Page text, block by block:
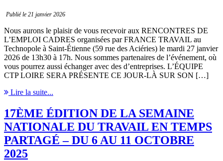
Publié le 21 janvier 2026
Nous aurons le plaisir de vous recevoir aux RENCONTRES DE
L’EMPLOI CADRES organisées par FRANCE TRAVAIL au
Technopole à Saint-Étienne (59 rue des Aciéries) le mardi 27 janvier
2026 de 13h30 à 17h. Nous sommes partenaires de l’événement, où
vous pourrez aussi échanger avec des d’entreprises. L’ÉQUIPE
CTP LOIRE SERA PRÉSENTE CE JOUR-LÀ SUR SON […]
Lire la suite...
17ÈME ÉDITION DE LA SEMAINE
NATIONALE DU TRAVAIL EN TEMPS
PARTAGÉ – DU 6 AU 11 OCTOBRE
2025